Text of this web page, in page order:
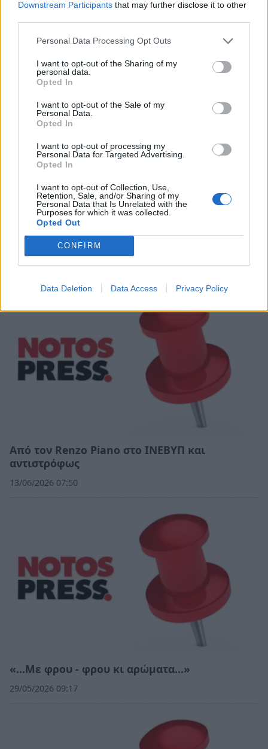
Downstream Participants that may further disclose it to other
Personal Data Processing Opt Outs
I want to opt-out of the Sharing of my
personal data.
Opted In
I want to opt-out of the Sale of my
Personal Data.
Opted In
I want to opt-out of processing my
Personal Data for Targeted Advertising.
Opted In
I want to opt-out of Collection, Use,
Retention, Sale, and/or Sharing of my
Personal Data that Is Unrelated with the
Purposes for which it was collected.
Opted Out
CONFIRM
Data Deletion Data Access Privacy Policy
Η «think tank των πούρων»!
02/07/2026 08:55
Νέα Δημοκρατία. Το ίδιο λάθος…
24/06/2026 11:45
Από τον Renzo Piano στο ΙΝΕΒΥΠ και
αντιστρόφως
13/06/2026 07:50
«…Με φρου - φρου κι αρώματα…»
29/05/2026 09:17